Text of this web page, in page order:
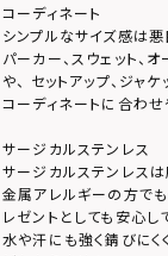
コーディネート
シンプルなサイズ感は悪
パーカー、スウェット、
や、 セットアップ、ジャ
コーディネートに合わせ
サージカルステンレス
サージカルステンレスは
金属アレルギーの方で
レゼントとしても安心し
水や汗にも強く錆びに